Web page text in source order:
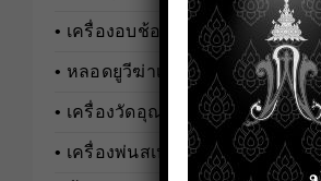
• เครื่องอบช้อนยูวี
• หลอดยูวีฆ่าเชื้อ
• เครื่องวัดอุณหภูมิ
• เครื่องพ่นสเปรย์